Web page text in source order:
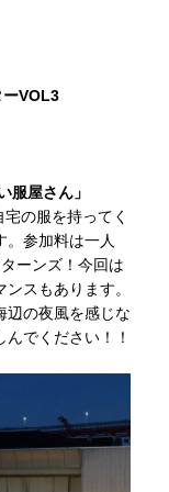
ーVOL3
服屋さん」
の服を持ってく
。参加料は一人
ーンズ！今回は
スもあります。
辺の夜風を感じな
でください！！